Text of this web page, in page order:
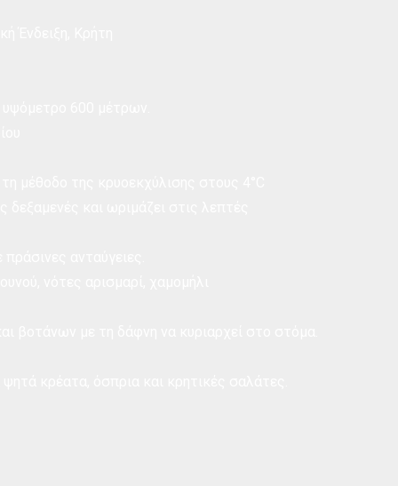
και ωριμάζει στις λεπτές
νότες αρισμαρί, χαμομήλι
βοτάνων με τη δάφνη να κυριαρχεί στο στόμα.